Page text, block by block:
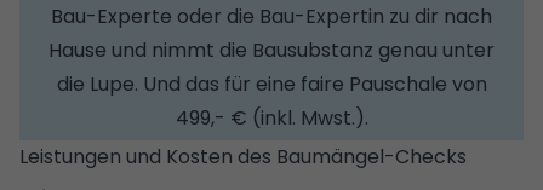
Bau-Experte oder die Bau-Expertin zu dir nach
Hause und nimmt die Bausubstanz genau unter
die Lupe. Und das für eine faire Pauschale von
499,- € (inkl. Mwst.).
Leistungen und Kosten des Baumängel-Checks